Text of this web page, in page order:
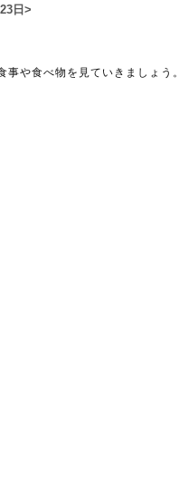
日>
や食べ物を見ていきましょう。